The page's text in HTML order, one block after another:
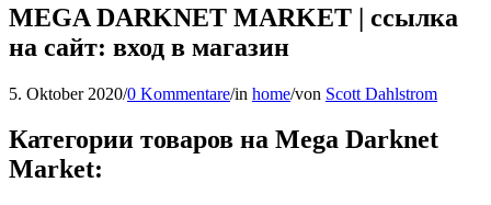
MEGA DARKNET MARKET | ссылка
на сайт: вход в магазин
5. Oktober 2020/0 Kommentare/in home/von Scott Dahlstrom
Категории товаров на Mega Darknet
Market: